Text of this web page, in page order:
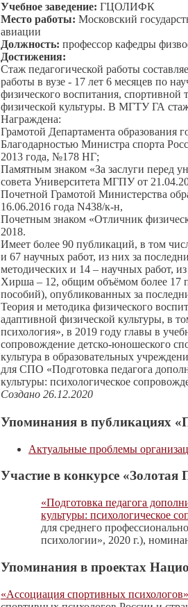
Учебное заведение: ГЦОЛИФК
Место работы: Московский
авиации
Должность: профессор кафедры
Достижения:
Стаж педагогической работы
работы в вузе - 17 лет 6 месяцев по
физического воспитания, спортивной
физической культуры. В МГТУ ГА
Награждена:
Грамотой Департамента образования
Благодарностью Министра спорта
2013 года, №178 НГ;
Памятным знаком «За заслуги перед
совета Университета МГПУ от
Почетной Грамотой Министерства
16.06.2016 года N438/к-н,
Почетным знаком «Отличник
2018.
Имеет более 90 публикаций, в том
и 67 научных работ, из них за
методических и 14 – научных работ,
Хирша – 12, общим объёмом более 17
пособий), опубликованных за
Теория и методика физического
адаптивной физической культуры, в
психология», в 2019 году главы в
сопровождение детско-юношеского
культура в образовательных
для СПО «Подготовка педагога
культуры: психологическое
Создано 26.12.2020
Упоминания в публикациях
Актуальные проблемы
Участие в конкурсе «Золотая
«Подготовка педагога
культуры: психологическое
для среднего
психологии», 2020 г.),
Упоминания в проектах
«Ассоциация спортивных психологов»